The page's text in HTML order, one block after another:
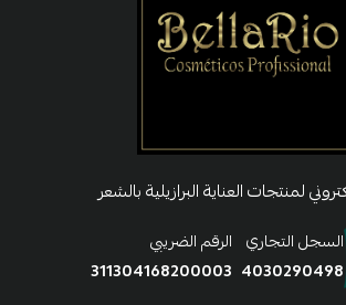
لمنتجات العناية البرازيلية بالشعر
السجل التجاري
4030290498
الرقم الضريبي
311304168200003